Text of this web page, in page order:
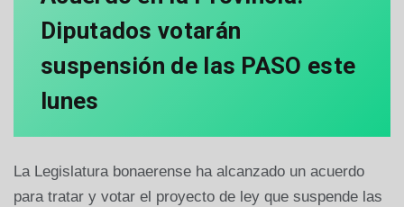
Diputados votarán
suspensión de las PASO este
lunes
La Legislatura bonaerense ha alcanzado un acuerdo
para tratar y votar el proyecto de ley que suspende las